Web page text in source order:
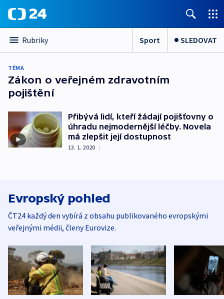
Rubriky Sport SLEDOVAT
TÉMA
Zákon o veřejném zdravotním
pojištění
Přibývá lidí, kteří žádají pojišťovny o
úhradu nejmodernější léčby. Novela
má zlepšit její dostupnost
13. 1. 2020 |
Evropský pohled
ČT24 každý den vybírá z obsahu publikovaného evropskými
veřejnými médii, členy Eurovize.